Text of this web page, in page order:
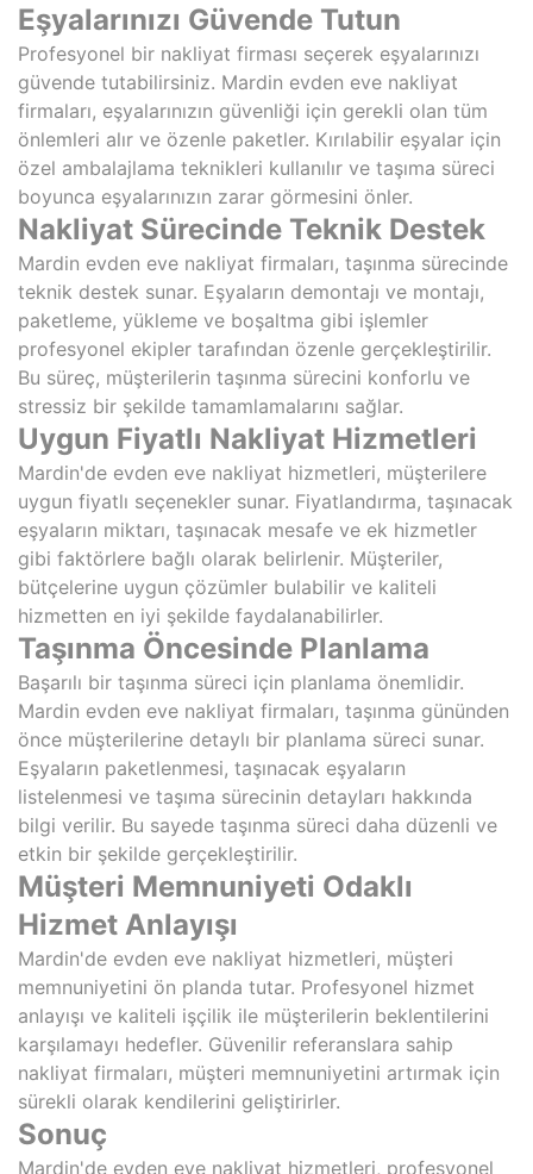
Eşyalarınızı Güvende Tutun
Profesyonel bir nakliyat firması seçerek eşyalarınızı
güvende tutabilirsiniz. Mardin evden eve nakliyat
firmaları, eşyalarınızın güvenliği için gerekli olan tüm
önlemleri alır ve özenle paketler. Kırılabilir eşyalar için
özel ambalajlama teknikleri kullanılır ve taşıma süreci
boyunca eşyalarınızın zarar görmesini önler.
Nakliyat Sürecinde Teknik Destek
Mardin evden eve nakliyat firmaları, taşınma sürecinde
teknik destek sunar. Eşyaların demontajı ve montajı,
paketleme, yükleme ve boşaltma gibi işlemler
profesyonel ekipler tarafından özenle gerçekleştirilir.
Bu süreç, müşterilerin taşınma sürecini konforlu ve
stressiz bir şekilde tamamlamalarını sağlar.
Uygun Fiyatlı Nakliyat Hizmetleri
Mardin'de evden eve nakliyat hizmetleri, müşterilere
uygun fiyatlı seçenekler sunar. Fiyatlandırma, taşınacak
eşyaların miktarı, taşınacak mesafe ve ek hizmetler
gibi faktörlere bağlı olarak belirlenir. Müşteriler,
bütçelerine uygun çözümler bulabilir ve kaliteli
hizmetten en iyi şekilde faydalanabilirler.
Taşınma Öncesinde Planlama
Başarılı bir taşınma süreci için planlama önemlidir.
Mardin evden eve nakliyat firmaları, taşınma gününden
önce müşterilerine detaylı bir planlama süreci sunar.
Eşyaların paketlenmesi, taşınacak eşyaların
listelenmesi ve taşıma sürecinin detayları hakkında
bilgi verilir. Bu sayede taşınma süreci daha düzenli ve
etkin bir şekilde gerçekleştirilir.
Müşteri Memnuniyeti Odaklı
Hizmet Anlayışı
Mardin'de evden eve nakliyat hizmetleri, müşteri
memnuniyetini ön planda tutar. Profesyonel hizmet
anlayışı ve kaliteli işçilik ile müşterilerin beklentilerini
karşılamayı hedefler. Güvenilir referanslara sahip
nakliyat firmaları, müşteri memnuniyetini artırmak için
sürekli olarak kendilerini geliştirirler.
Sonuç
Mardin'de evden eve nakliyat hizmetleri, profesyonel